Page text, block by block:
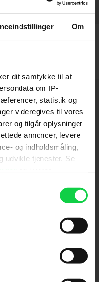
Om
dit samtykke til at
om IP-
statistik og
videregives til vores
og tilgår oplysninger
annoncer, levere
og indholdsmåling,
udvikle tjenester. Se
vores
trykke på "Privacy
om din placering,
på en scanning af
Send
jeg samtidig